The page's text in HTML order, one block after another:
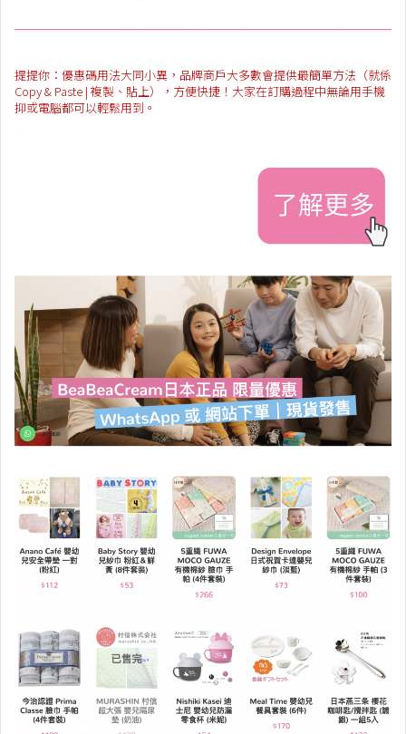
提提你：優惠碼用法大同小異，品牌商戶大多數會提供最簡單方法（就係
Copy & Paste | 複製、貼上），方便快捷！大家在訂購過程中無論用手機
抑或電腦都可以輕鬆用到。